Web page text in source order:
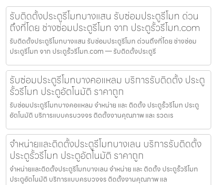
รับติดตั้งประตูรีโมทบางแสน รับซ่อมประตูรีโมท ด่วน
ถึงที่โดย ช่างซ่อมประตูรีโมท จาก ประตูรั้วรีโมท.com
รับติดตั้งประตูรีโมทบางแสน รับซ่อมประตูรีโมท ด่วนถึงที่โดย ช่างซ่อม
ประตูรีโมท จาก ประตูรั้วรีโมท.com — รับติดตั้งประตูรี
รับซ่อมประตูรีโมทบางคอแหลม บริการรับติดตั้ง ประตู
รั้วรีโมท ประตูอัตโนมัติ ราคาถูก
รับซ่อมประตูรีโมทบางคอแหลม จำหน่าย และ ติดตั้ง ประตูรั้วรีโมท ประตู
อัตโนมัติ บริการแบบครบวงจร ติดตั้งงานคุณภาพ และ รวดเร
จำหน่ายและติดตั้งประตูรีโมทบางเลน บริการรับติดตั้ง
ประตูรั้วรีโมท ประตูอัตโนมัติ ราคาถูก
จำหน่ายและติดตั้งประตูรีโมทบางเลน จำหน่าย และ ติดตั้ง ประตูรั้วรีโมท
ประตูอัตโนมัติ บริการแบบครบวงจร ติดตั้งงานคุณภาพ แล